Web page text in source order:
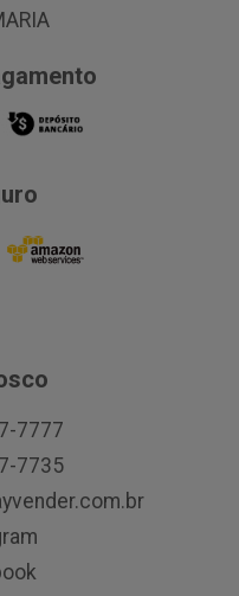
7777
7735